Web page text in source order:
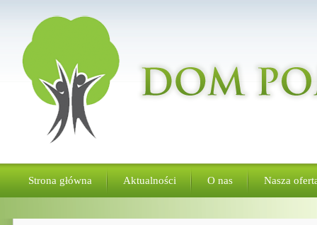
Strona główna Aktualności O nas Nasza